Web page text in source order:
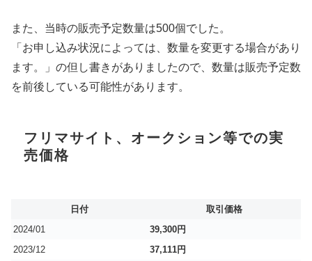
また、当時の販売予定数量は500個でした。
「お申し込み状況によっては、数量を変更する場合があり
ます。」の但し書きがありましたので、数量は販売予定数
を前後している可能性があります。
フリマサイト、オークション等での実
売価格
日付
取引価格
2024/01
39,300円
2023/12
37,111円